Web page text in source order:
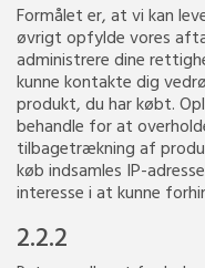
Formålet er, at vi kan
øvrigt opfylde vores
administrere dine
kunne kontakte dig
produkt, du har købt.
behandle for at
tilbagetrækning af
køb indsamles IP-
interesse i at kunne
2.2.2